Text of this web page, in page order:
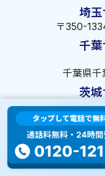
埼玉
〒350-
千葉
千葉県千
茨城
〒309-1717
長
〒380-0921 長野
名古
〒455-